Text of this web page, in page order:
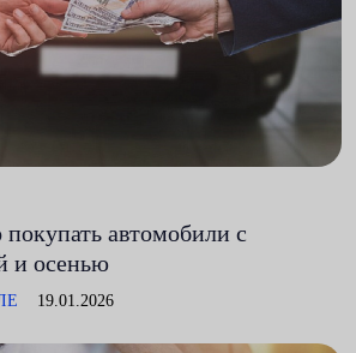
автомобили с
и осенью
19.01.2026